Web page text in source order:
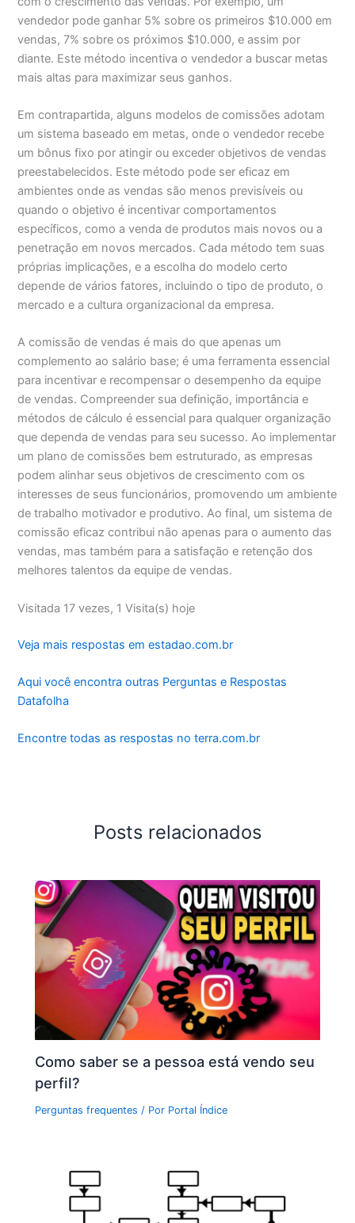
vendedor pode ganhar 5% sobre os primeiros $10.000 em
vendas, 7% sobre os próximos $10.000, e assim por
diante. Este método incentiva o vendedor a buscar metas
mais altas para maximizar seus ganhos.
Em contrapartida, alguns modelos de comissões adotam
um sistema baseado em metas, onde o vendedor recebe
um bônus fixo por atingir ou exceder objetivos de vendas
preestabelecidos. Este método pode ser eficaz em
ambientes onde as vendas são menos previsíveis ou
quando o objetivo é incentivar comportamentos
específicos, como a venda de produtos mais novos ou a
penetração em novos mercados. Cada método tem suas
próprias implicações, e a escolha do modelo certo
depende de vários fatores, incluindo o tipo de produto, o
mercado e a cultura organizacional da empresa.
A comissão de vendas é mais do que apenas um
complemento ao salário base; é uma ferramenta essencial
para incentivar e recompensar o desempenho da equipe
de vendas. Compreender sua definição, importância e
métodos de cálculo é essencial para qualquer organização
que dependa de vendas para seu sucesso. Ao implementar
um plano de comissões bem estruturado, as empresas
podem alinhar seus objetivos de crescimento com os
interesses de seus funcionários, promovendo um ambiente
de trabalho motivador e produtivo. Ao final, um sistema de
comissão eficaz contribui não apenas para o aumento das
vendas, mas também para a satisfação e retenção dos
melhores talentos da equipe de vendas.
Visitada 17 vezes, 1 Visita(s) hoje
Veja mais respostas em estadao.com.br
Aqui você encontra outras Perguntas e Respostas
Datafolha
Encontre todas as respostas no terra.com.br
Posts relacionados
Como saber se a pessoa está vendo seu
perfil?
Perguntas frequentes / Por Portal Índice